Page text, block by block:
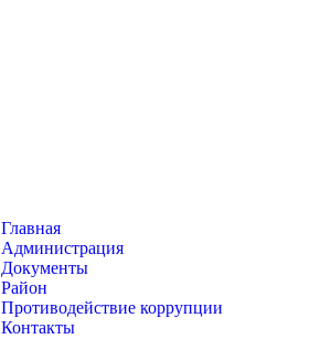
Главная
Администрация
Документы
Район
Противодействие коррупции
Контакты